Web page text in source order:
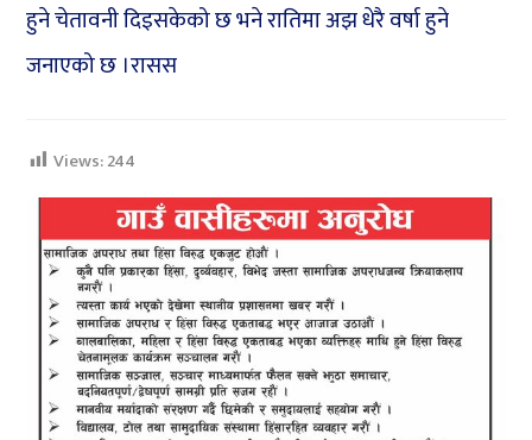
हुने चेतावनी दिइसकेको छ भने रातिमा अझ धेरै वर्षा हुने
जनाएको छ ।रासस
Views:244